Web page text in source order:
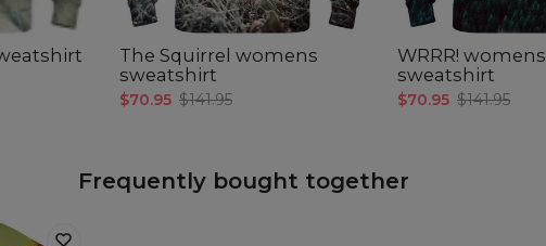
The Squirrel womens
sweatshirt
$70.95 $141.95
WRRR! womens
sweatshirt
$70.95 $141.95
Frequently bought together